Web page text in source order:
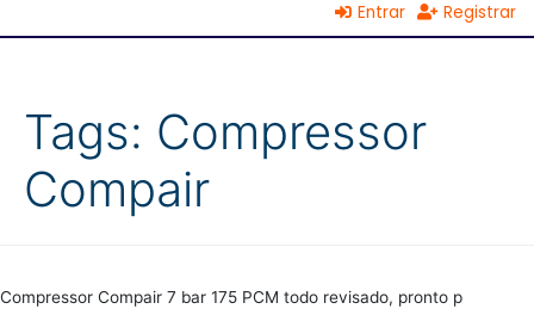
Entrar Registrar
Tags: Compressor
Compair
Compressor Compair 7 bar 175 PCM todo revisado, pronto p